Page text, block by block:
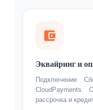
Эквайринг и
Подключение
CloudPayments.
рассрочка и